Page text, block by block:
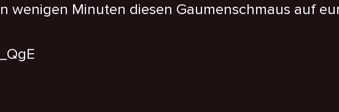
wenigen Minuten diesen Gaumenschmaus auf